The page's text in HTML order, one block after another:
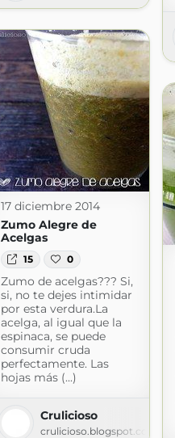
17 diciembre 2014
Zumo Alegre de
Acelgas
15 0
Zumo de acelgas??? Si,
si, no te dejes intimidar
por esta verdura.La
acelga, al igual que la
espinaca, se puede
consumir cruda
perfectamente. Las
hojas más (...)
Crulicioso
crulicioso.blogspot.com